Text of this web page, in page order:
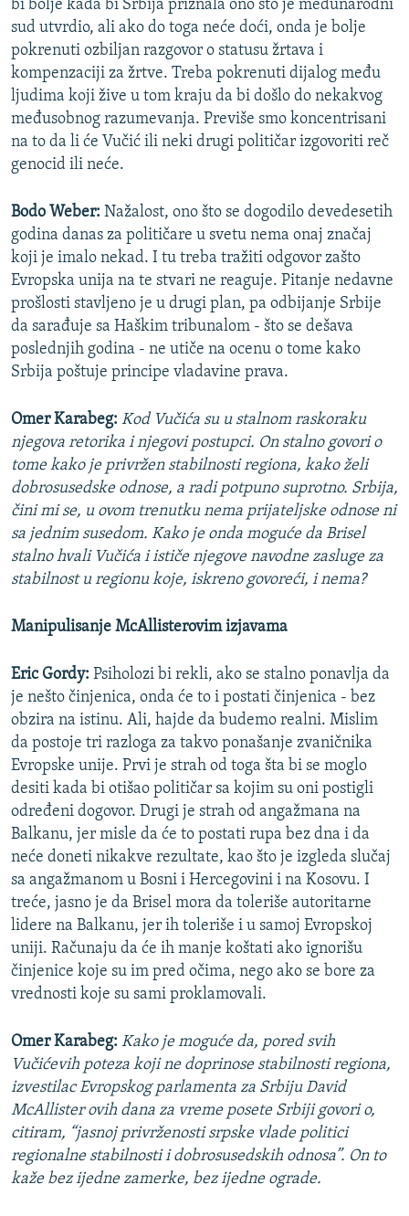
bi bolje kada bi Srbija priznala ono što je međunarodni
sud utvrdio, ali ako do toga neće doći, onda je bolje
pokrenuti ozbiljan razgovor o statusu žrtava i
kompenzaciji za žrtve. Treba pokrenuti dijalog među
ljudima koji žive u tom kraju da bi došlo do nekakvog
međusobnog razumevanja. Previše smo koncentrisani
na to da li će Vučić ili neki drugi političar izgovoriti reč
genocid ili neće.
Bodo Weber: Nažalost, ono što se dogodilo devedesetih
godina danas za političare u svetu nema onaj značaj
koji je imalo nekad. I tu treba tražiti odgovor zašto
Evropska unija na te stvari ne reaguje. Pitanje nedavne
prošlosti stavljeno je u drugi plan, pa odbijanje Srbije
da sarađuje sa Haškim tribunalom - što se dešava
poslednjih godina - ne utiče na ocenu o tome kako
Srbija poštuje principe vladavine prava.
Omer Karabeg: Kod Vučića su u stalnom raskoraku
njegova retorika i njegovi postupci. On stalno govori o
tome kako je privržen stabilnosti regiona, kako želi
dobrosusedske odnose, a radi potpuno suprotno. Srbija,
čini mi se, u ovom trenutku nema prijateljske odnose ni
sa jednim susedom. Kako je onda moguće da Brisel
stalno hvali Vučića i ističe njegove navodne zasluge za
stabilnost u regionu koje, iskreno govoreći, i nema?
Manipulisanje McAllisterovim izjavama
Eric Gordy: Psiholozi bi rekli, ako se stalno ponavlja da
je nešto činjenica, onda će to i postati činjenica - bez
obzira na istinu. Ali, hajde da budemo realni. Mislim
da postoje tri razloga za takvo ponašanje zvaničnika
Evropske unije. Prvi je strah od toga šta bi se moglo
desiti kada bi otišao političar sa kojim su oni postigli
određeni dogovor. Drugi je strah od angažmana na
Balkanu, jer misle da će to postati rupa bez dna i da
neće doneti nikakve rezultate, kao što je izgleda slučaj
sa angažmanom u Bosni i Hercegovini i na Kosovu. I
treće, jasno je da Brisel mora da toleriše autoritarne
lidere na Balkanu, jer ih toleriše i u samoj Evropskoj
uniji. Računaju da će ih manje koštati ako ignorišu
činjenice koje su im pred očima, nego ako se bore za
vrednosti koje su sami proklamovali.
Omer Karabeg: Kako je moguće da, pored svih
Vučićevih poteza koji ne doprinose stabilnosti regiona,
izvestilac Evropskog parlamenta za Srbiju David
McAllister ovih dana za vreme posete Srbiji govori o,
citiram, “jasnoj privrženosti srpske vlade politici
regionalne stabilnosti i dobrosusedskih odnosa”. On to
kaže bez ijedne zamerke, bez ijedne ograde.